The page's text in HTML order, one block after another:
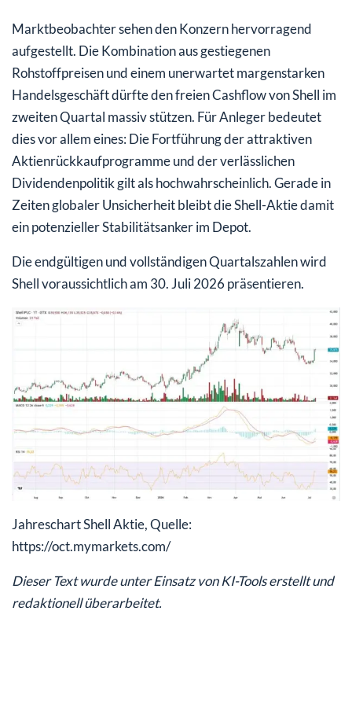
Marktbeobachter sehen den Konzern hervorragend
aufgestellt. Die Kombination aus gestiegenen
Rohstoffpreisen und einem unerwartet margenstarken
Handelsgeschäft dürfte den freien Cashflow von Shell im
zweiten Quartal massiv stützen. Für Anleger bedeutet
dies vor allem eines: Die Fortführung der attraktiven
Aktienrückkaufprogramme und der verlässlichen
Dividendenpolitik gilt als hochwahrscheinlich. Gerade in
Zeiten globaler Unsicherheit bleibt die Shell-Aktie damit
ein potenzieller Stabilitätsanker im Depot.
Die endgültigen und vollständigen Quartalszahlen wird
Shell voraussichtlich am 30. Juli 2026 präsentieren.
Jahreschart Shell Aktie, Quelle:
https://oct.mymarkets.com/
Dieser Text wurde unter Einsatz von KI-Tools erstellt und
redaktionell überarbeitet.